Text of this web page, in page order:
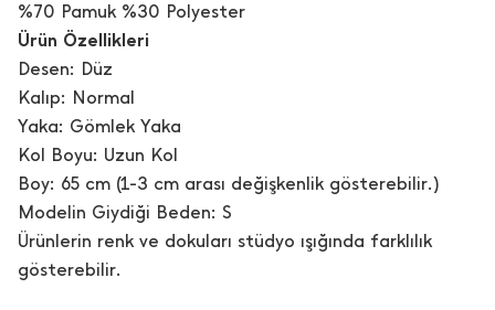
%70 Pamuk %30 Polyester
Ürün Özellikleri
Desen: Düz
Kalıp: Normal
Yaka: Gömlek Yaka
Kol Boyu: Uzun Kol
Boy: 65 cm (1-3 cm arası değişkenlik gösterebilir.)
Modelin Giydiği Beden: S
Ürünlerin renk ve dokuları stüdyo ışığında farklılık
gösterebilir.